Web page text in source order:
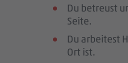
Du betreust
Seite.
Du arbeitest
Ort ist.